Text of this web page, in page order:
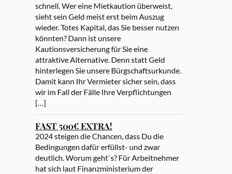
schnell. Wer eine Mietkaution überweist,
sieht sein Geld meist erst beim Auszug
wieder. Totes Kapital, das Sie besser nutzen
könnten? Dann ist unsere
Kautionsversicherung für Sie eine
attraktive Alternative. Denn statt Geld
hinterlegen Sie unsere Bürgschaftsurkunde.
Damit kann Ihr Vermieter sicher sein, dass
wir im Fall der Fälle Ihre Verpflichtungen
[…]
FAST 500€ EXTRA!
2024 steigen die Chancen, dass Du die
Bedingungen dafür erfüllst- und zwar
deutlich. Worum geht`s? Für Arbeitnehmer
hat sich laut Finanzministerium der